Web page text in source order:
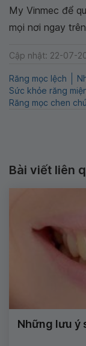
My Vinmec để
mọi nơi ngay
Cập nhật: 22-07-
Răng mọc lệch
Sức khỏe răng
Răng mọc chen
Bài viết liên
Những lưu ý